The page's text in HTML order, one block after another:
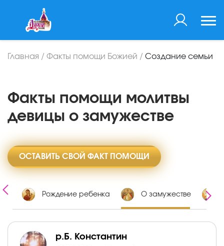
Главная / Факты помощи Божией / Создание семьи
Факты помощи молитвы
девицы о замужестве
ОСТАВИТЬ СВОЙ ФАКТ ПОМОЩИ
Рождение ребенка О замужестве
р.Б. Константин